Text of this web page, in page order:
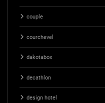
couple
courchevel
dakotabox
decathlon
design hotel